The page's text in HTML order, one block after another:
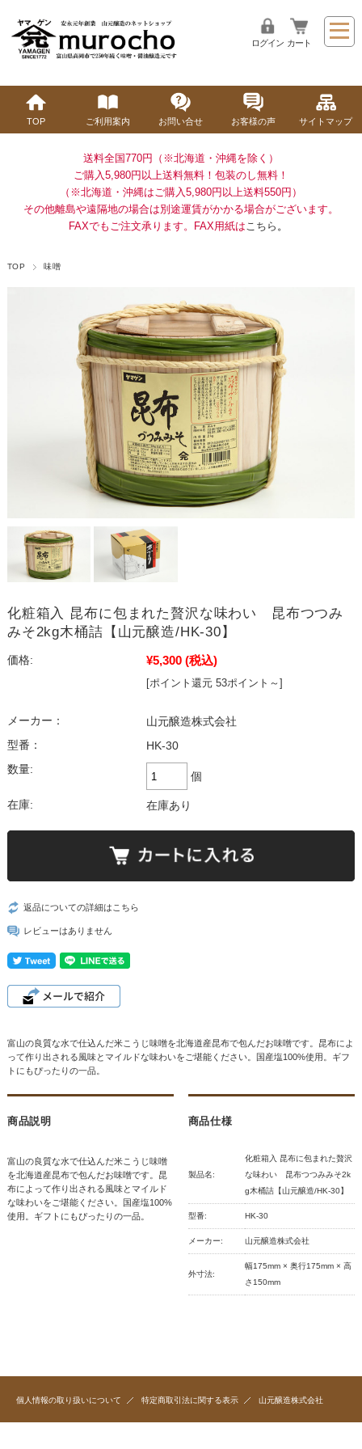
ログイン カート
TOP ご利用案内 お問い合せ お客様の声 サイトマップ
送料全国770円（※北海道・沖縄を除く）
ご購入5,980円以上送料無料！ 包装のし無料！
（※北海道・沖縄はご購入5,980円以上送料550円）
その他離島や遠隔地の場合は別途運賃がかかる場合がございます。
FAXでもご注文承ります。FAX用紙は こちら 。
TOP 味噌
化粧箱入 昆布に包まれた贅沢な味わい 昆布つつみ
みそ2kg木桶詰【山元醸造/HK-30】
価格: ¥5,300 (税込)
[ポイント還元 53ポイント～]
メーカー：
山元醸造株式会社
型番：
HK-30
数量:
個
在庫: 在庫あり
返品についての詳細はこちら
レビューはありません
富山の良質な水で仕込んだ米こうじ味噌を北海道産昆布で包んだお味噌です。昆布によ
って作り出される風味とマイルドな味わいをご堪能ください。国産塩100%使用。ギフ
トにもぴったりの一品。
商品説明
富山の良質な水で仕込んだ米こうじ味噌
を北海道産昆布で包んだお味噌です。昆
布によって作り出される風味とマイルド
な味わいをご堪能ください。国産塩100%
使用。ギフトにもぴったりの一品。
商品仕様
製品名:
化粧箱入 昆布に包まれた贅沢
な味わい 昆布つつみみそ2k
g木桶詰【山元醸造/HK-30】
型番: HK-30
メーカー: 山元醸造株式会社
外寸法:
幅175mm × 奥行175mm × 高
さ150mm
個人情報の取り扱いについて 特定商取引法に関する表示 山元醸造株式会社